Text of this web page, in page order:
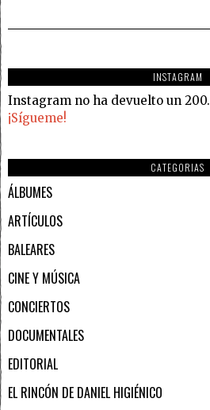
INSTAGRAM
Instagram no ha devuelto un 200.
¡Sígueme!
CATEGORIAS
ÁLBUMES
ARTÍCULOS
BALEARES
CINE Y MÚSICA
CONCIERTOS
DOCUMENTALES
EDITORIAL
EL RINCÓN DE DANIEL HIGIÉNICO